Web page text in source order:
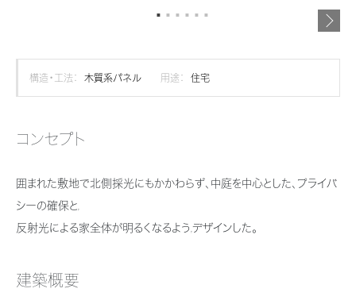
中古住宅検索
分譲マンション検索
売る [MISAWA RELAY]
企業不動産活用（CRE）戦略
社宅建築
医療・介護・子育て・障がい福祉施設
土地活用の基礎から長期安定経営を目指すオーナー様まで、賃貸経営に
役立つ多彩な情報を幅広くお届けします。
ホテル・旅館リフォーム
実例動画や基礎知識、収納の工夫など、理想の住まいを叶えるリフォーム
ホームラウンジ リフォーム
事業用売買
ちづくりを実現していきます。
ご相談窓口
お客様センター
ームからの大切なお知らせなど配信しています。
ミサワホームグループ
IR情報
SDGs
採用情報
新卒者採用
構造・工法： 木質系パネル 用途： 住宅
コンセプト
囲まれた敷地で北側採光にもかかわらず、中庭を中心とした、プライバ
シーの確保と,
反射光による家全体が明るくなるよう,デザインした。
建築概要